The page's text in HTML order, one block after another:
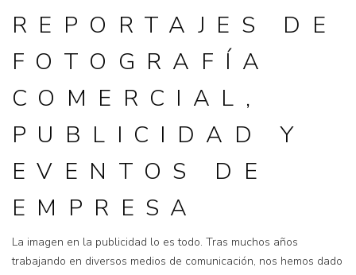
REPORTAJES DE
FOTOGRAFÍA
COMERCIAL,
PUBLICIDAD Y
EVENTOS DE
EMPRESA
La imagen en la publicidad lo es todo. Tras muchos años
trabajando en diversos medios de comunicación, nos hemos dado